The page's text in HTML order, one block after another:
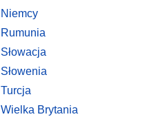
Niemcy
Rumunia
Słowacja
Słowenia
Turcja
Wielka Brytania